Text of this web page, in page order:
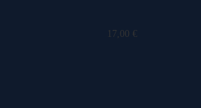
17,00 €